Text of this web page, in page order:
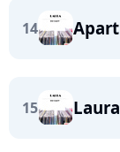
14
15